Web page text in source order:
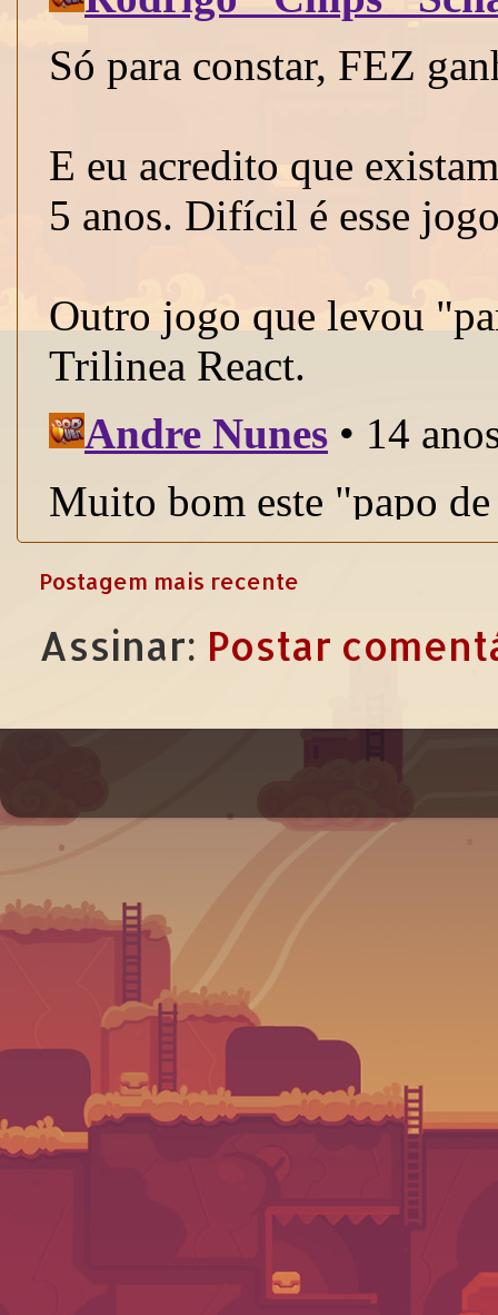
Postagem mais recente
Assinar: Postar